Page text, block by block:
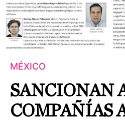
MÉXICO
SANCIONAN
COMPAÑÍAS